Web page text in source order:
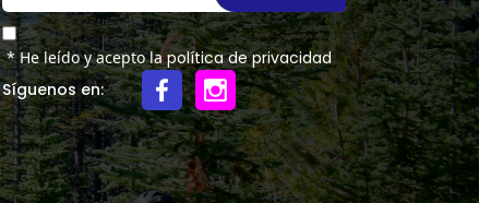
* He leído y acepto lapolítica de privacidad
Síguenos en: